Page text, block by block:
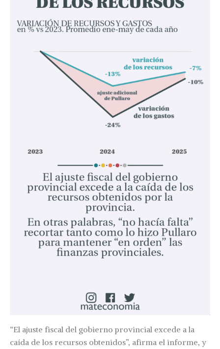
“El ajuste fiscal del gobierno provincial excede a la
caída de los recursos obtenidos”, afirma el informe, y